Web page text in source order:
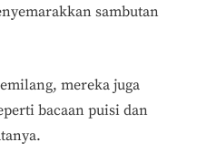
sambutan
mereka juga
bacaan puisi dan